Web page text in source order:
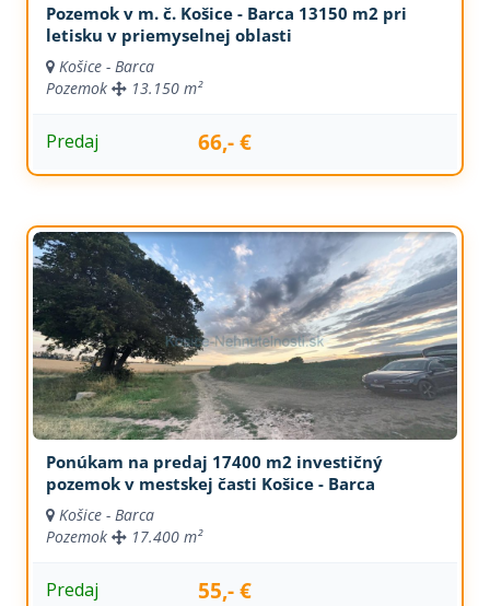
Pozemok v m. č. Košice - Barca 13150 m2 pri
letisku v priemyselnej oblasti
Košice - Barca
Pozemok
13.150 m²
Predaj 66,- €
Ponúkam na predaj 17400 m2 investičný
pozemok v mestskej časti Košice - Barca
Košice - Barca
Pozemok
17.400 m²
Predaj 55,- €